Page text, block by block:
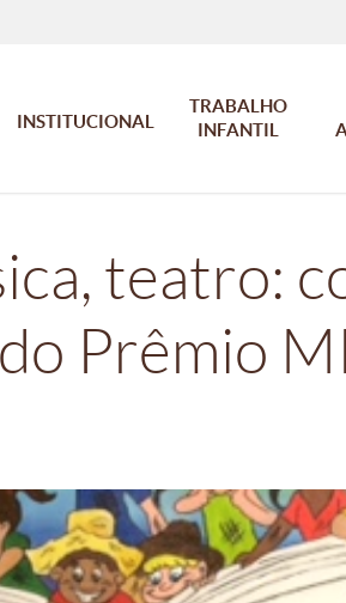
INSTITUCIONAL
TRABALHO
INFANTIL
teatro:
Prêmio